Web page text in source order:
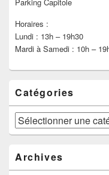
Horaires :
Lundi : 13h – 19h30
Mardi à Samedi : 10h –
Catégories
Catégories
Archives